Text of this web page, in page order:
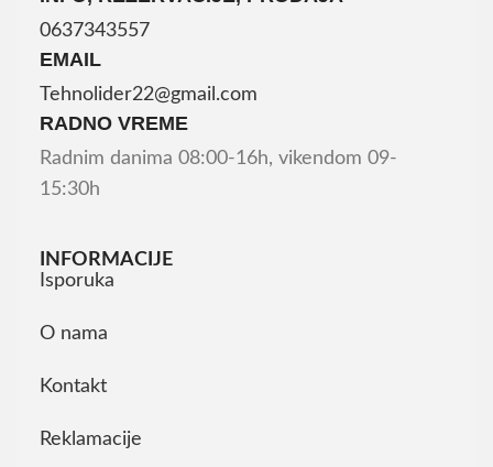
0637343557
EMAIL
Tehnolider22@gmail.com
RADNO VREME
Radnim danima 08:00-16h, vikendom 09-
15:30h
INFORMACIJE
Isporuka
O nama
Kontakt
Reklamacije